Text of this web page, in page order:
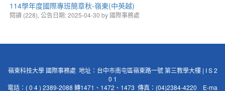
114學年度國際專班簡章秋-嶺東(中英越)
閱讀 (228), 公告日期: 2025-04-30 by 國際事務處
嶺東科技大學 國際事務處 地址：台中市南屯區嶺東路一號 第三教學大樓 | I S 2
0 1
電話：( 0 4 ) 2389-2088 轉1471、1472、1473 傳真：(04)2384-4220 E-ma